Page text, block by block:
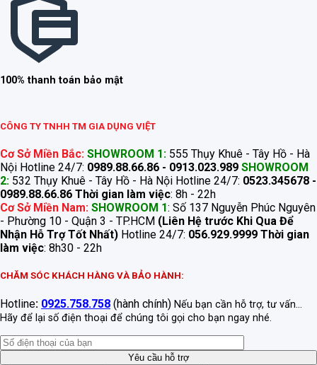
100% thanh toán bảo mật
CÔNG TY TNHH TM GIA DỤNG VIỆT
Cơ Sở Miền Bắc: SHOWROOM 1: 555 Thụy Khuê - Tây Hồ - Hà
Nội Hotline 24/7: 0989.88.66.86 - 0913.023.989 SHOWROOM
2: 532 Thụy Khuê - Tây Hồ - Hà Nội Hotline 24/7: 0523.345678 -
0989.88.66.86 Thời gian làm việc: 8h - 22h
Cơ Sở Miền Nam: SHOWROOM 1: Số 137 Nguyễn Phúc Nguyên
- Phường 10 - Quận 3 - TP.HCM (Liên Hệ trước Khi Qua Để
Nhận Hỗ Trợ Tốt Nhất) Hotline 24/7: 056.929.9999 Thời gian
làm việc: 8h30 - 22h
CHĂM SÓC KHÁCH HÀNG VÀ BẢO HÀNH:
Hotline: 0925.758.758 (hành chính) Nếu bạn cần hỗ trợ, tư vấn...
Hãy để lại số điện thoại để chúng tôi gọi cho bạn ngay nhé.